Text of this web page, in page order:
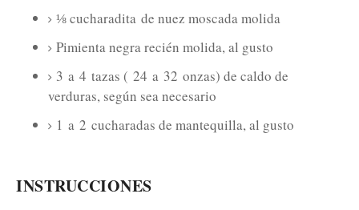
⅛ cucharadita de nuez moscada molida
Pimienta negra recién molida, al gusto
3 a 4 tazas ( 24 a 32 onzas) de caldo de
verduras, según sea necesario
1 a 2 cucharadas de mantequilla, al gusto
INSTRUCCIONES